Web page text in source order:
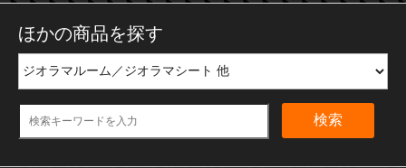
ほかの商品を探す
検索